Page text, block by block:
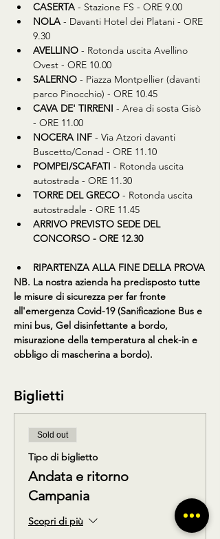
CASERTA - Stazione FS - ORE 9.00
NOLA - Davanti Hotel dei Platani - ORE
9.30
AVELLINO - Rotonda uscita Avellino
Ovest - ORE 10.00
SALERNO - Piazza Montpellier (davanti
parco Pinocchio) - ORE 10.45
CAVA DE' TIRRENI - Area di sosta Gisò
- ORE 11.00
NOCERA INF - Via Atzori davanti
Buscetto/Conad - ORE 11.10
POMPEI/SCAFATI - Rotonda uscita
autostrada - ORE 11.30
TORRE DEL GRECO - Rotonda uscita
autostradale - ORE 11.45
ARRIVO PREVISTO SEDE DEL
CONCORSO - ORE 12.30
RIPARTENZA ALLA FINE DELLA PROVA
​NB. La nostra azienda ha predisposto tutte
le misure di sicurezza per far fronte
all'emergenza Covid-19 (Sanificazione Bus e
mini bus, Gel disinfettante a bordo,
misurazione della temperatura al chek-in e
obbligo di mascherina a bordo).
Biglietti
Sold out
Tipo di biglietto
Andata e ritorno
Campania
Scopri di più